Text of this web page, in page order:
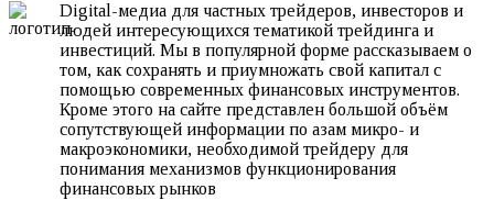
Digital-медиа для частных трейдеров, инвесторов и
людей интересующихся тематикой трейдинга и
инвестиций. Мы в популярной форме рассказываем о
том, как сохранять и приумножать свой капитал с
помощью современных финансовых инструментов.
Кроме этого на сайте представлен большой объём
сопутствующей информации по азам микро- и
макроэкономики, необходимой трейдеру для
понимания механизмов функционирования
финансовых рынков